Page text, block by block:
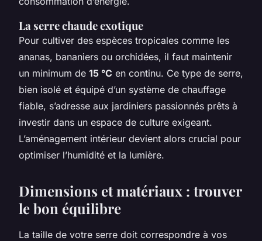
La serre chaude exotique
Pour cultiver des espèces tropicales comme les
ananas, bananiers ou orchidées, il faut maintenir
un minimum de 15 °C en continu. Ce type de serre,
bien isolé et équipé d’un système de chauffage
fiable, s’adresse aux jardiniers passionnés prêts à
investir dans un espace de culture exigeant.
L’aménagement intérieur devient alors crucial pour
optimiser l’humidité et la lumière.
Dimensions et matériaux : trouver
le bon équilibre
La taille de votre serre doit correspondre à vos